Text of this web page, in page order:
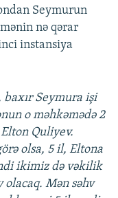
Seymurun
nə qərar
instansiya
Seymura işi
o məhkəmədə 2
Quliyev.
olsa, 5 il, Eltona
ikimiz də vəkilik
Mən səhv